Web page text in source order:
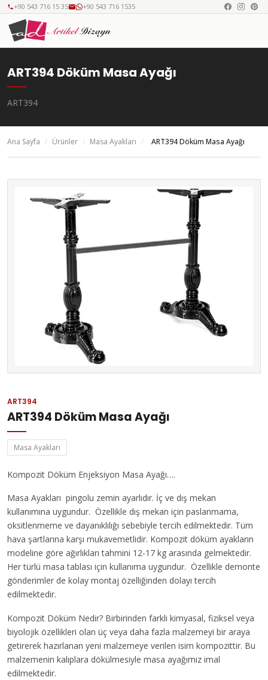
+90 543 716 15 35 +90 543 716 1535
ART394 Döküm Masa Ayağı
ART394
Ana Sayfa / Ürünler / Masa Ayakları / ART394 Döküm Masa Ayağı
ART394
ART394 Döküm Masa Ayağı
Masa Ayakları
Kompozit Döküm Enjeksiyon Masa Ayağı….
Masa Ayakları pingolu zemin ayarlıdır. İç ve dış mekan
kullanımına uygundur. Özellikle dış mekan için paslanmama,
oksitlenmeme ve dayanıklılığı sebebiyle tercih edilmektedir. Tüm
hava şartlarına karşı mukavemetlidir. Kompozit döküm ayakların
modeline göre ağırlıkları tahmini 12-17 kg arasında gelmektedir.
Her türlü masa tablası için kullanıma uygundur. Özellikle demonte
gönderimler de kolay montaj özelliğinden dolayı tercih
edilmektedir.
Kompozit Döküm Nedir? Birbirinden farklı kimyasal, fiziksel veya
biyolojik özellikleri olan üç veya daha fazla malzemeyi bir araya
getirerek hazırlanan yeni malzemeye verilen isim kompozittir. Bu
malzemenin kalıplara dökülmesiyle masa ayağımız imal
edilmektedir.